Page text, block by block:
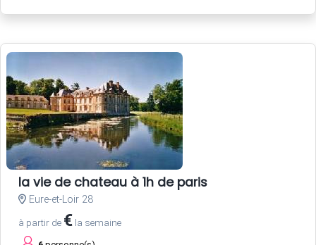
la vie de chateau à 1h de paris
Eure-et-Loir 28
à partir de € la semaine